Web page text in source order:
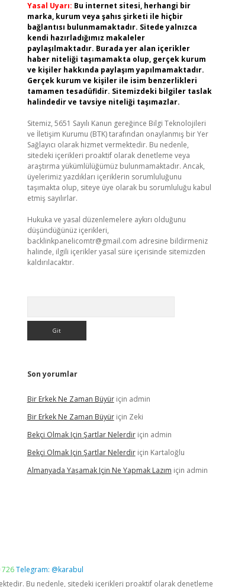
Yasal Uyarı: Bu internet sitesi, herhangi bir
marka, kurum veya şahıs şirketi ile hiçbir
bağlantısı bulunmamaktadır. Sitede yalnızca
kendi hazırladığımız makaleler
paylaşılmaktadır. Burada yer alan içerikler
haber niteliği taşımamakta olup, gerçek kurum
ve kişiler hakkında paylaşım yapılmamaktadır.
Gerçek kurum ve kişiler ile isim benzerlikleri
tamamen tesadüfidir. Sitemizdeki bilgiler taslak
halindedir ve tavsiye niteliği taşımazlar.
Sitemiz, 5651 Sayılı Kanun gereğince Bilgi Teknolojileri
ve İletişim Kurumu (BTK) tarafından onaylanmış bir Yer
Sağlayıcı olarak hizmet vermektedir. Bu nedenle,
sitedeki içerikleri proaktif olarak denetleme veya
araştırma yükümlülüğümüz bulunmamaktadır. Ancak,
üyelerimiz yazdıkları içeriklerin sorumluluğunu
taşımakta olup, siteye üye olarak bu sorumluluğu kabul
etmiş sayılırlar.
Hukuka ve yasal düzenlemelere aykırı olduğunu
düşündüğünüz içerikleri,
backlinkpanelicomtr@gmail.com adresine bildirmeniz
halinde, ilgili içerikler yasal süre içerisinde sitemizden
kaldırılacaktır.
Son yorumlar
Bir Erkek Ne Zaman Büyüriçin admin
Bir Erkek Ne Zaman Büyüriçin Zeki
Bekçi Olmak Için Şartlar Nelerdiriçin admin
Bekçi Olmak Için Şartlar Nelerdiriçin Kartaloğlu
Almanyada Yaşamak Için Ne Yapmak Lazım için admin
726Telegram: @karabul
Bu nedenle, sitedeki içerikleri proaktif olarak denetleme